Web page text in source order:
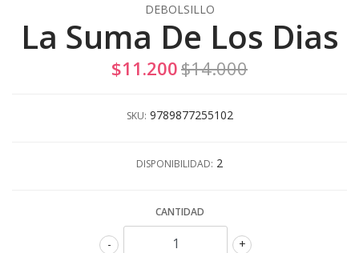
DEBOLSILLO
La Suma De Los Dias
$11.200$14.000
SKU: 9789877255102
DISPONIBILIDAD: 2
CANTIDAD
+
-